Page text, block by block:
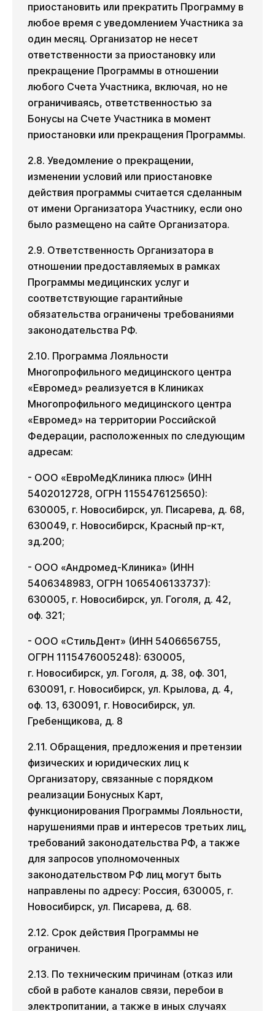
приостановить или прекратить Программу в
любое время с уведомлением Участника за
один месяц. Организатор не несет
ответственности за приостановку или
прекращение Программы в отношении
любого Счета Участника, включая, но не
ограничиваясь, ответственностью за
Бонусы на Счете Участника в момент
приостановки или прекращения Программы.
2.8. Уведомление о прекращении,
изменении условий или приостановке
действия программы считается сделанным
от имени Организатора Участнику, если оно
было размещено на сайте Организатора.
2.9. Ответственность Организатора в
отношении предоставляемых в рамках
Программы медицинских услуг и
соответствующие гарантийные
обязательства ограничены требованиями
законодательства РФ.
2.10. Программа Лояльности
Многопрофильного медицинского центра
«Евромед» реализуется в Клиниках
Многопрофильного медицинского центра
«Евромед» на территории Российской
Федерации, расположенных по следующим
адресам:
- ООО «ЕвроМедКлиника плюс» (ИНН
5402012728, ОГРН 1155476125650):
630005, г. Новосибирск, ул. Писарева, д. 68,
630049, г. Новосибирск, Красный пр-кт,
зд.200;
- ООО «Андромед-Клиника» (ИНН
5406348983, ОГРН 1065406133737):
630005, г. Новосибирск, ул. Гоголя, д. 42,
оф. 321;
- ООО «СтильДент» (ИНН 5406656755,
ОГРН 1115476005248): 630005,
г. Новосибирск, ул. Гоголя, д. 38, оф. 301,
630091, г. Новосибирск, ул. Крылова, д. 4,
оф. 13, 630091, г. Новосибирск, ул.
Гребенщикова, д. 8
2.11. Обращения, предложения и претензии
физических и юридических лиц к
Организатору, связанные с порядком
реализации Бонусных Карт,
функционирования Программы Лояльности,
нарушениями прав и интересов третьих лиц,
требований законодательства РФ, а также
для запросов уполномоченных
законодательством РФ лиц могут быть
направлены по адресу: Россия, 630005, г.
Новосибирск, ул. Писарева, д. 68.
2.12. Срок действия Программы не
ограничен.
2.13. По техническим причинам (отказ или
сбой в работе каналов связи, перебои в
электропитании, а также в иных случаях